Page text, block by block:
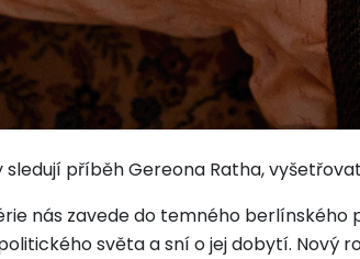
sledují příběh Gereona Ratha,
nás zavede do temného berlínského
světa a sní o jej dobytí. Nový